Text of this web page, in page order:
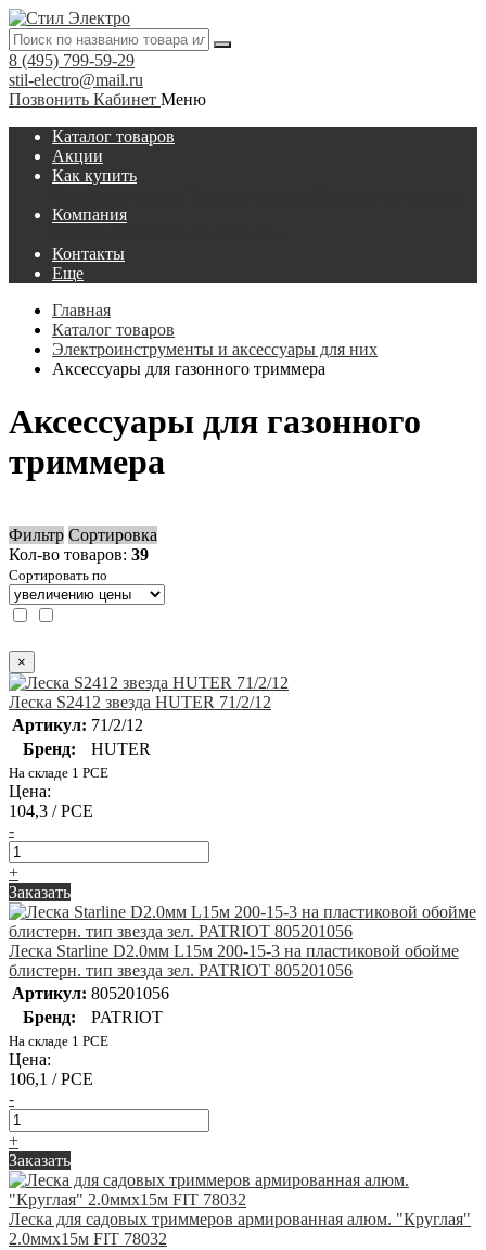
8 (495) 799-59-29
stil-electro@mail.ru
Позвонить Кабинет Меню
Каталог товаров
Акции
Как купить
Компания
Контакты
Еще
Главная
Каталог товаров
Электроинструменты и аксессуары для них
Аксессуары для газонного триммера
Аксессуары для газонного
триммера
Фильтр Сортировка
Кол-во товаров: 39
Сортировать по
×
Леска S2412 звезда HUTER 71/2/12
Артикул: 71/2/12
Бренд:
HUTER
На складе 1 PCE
Цена:
104,3 / PCE
-
+
Заказать
Леска Starline D2.0мм L15м 200-15-3 на пластиковой обойме
блистерн. тип звезда зел. PATRIOT 805201056
Артикул: 805201056
Бренд:
PATRIOT
На складе 1 PCE
Цена:
106,1 / PCE
-
+
Заказать
Леска для садовых триммеров армированная алюм. "Круглая"
2.0ммх15м FIT 78032